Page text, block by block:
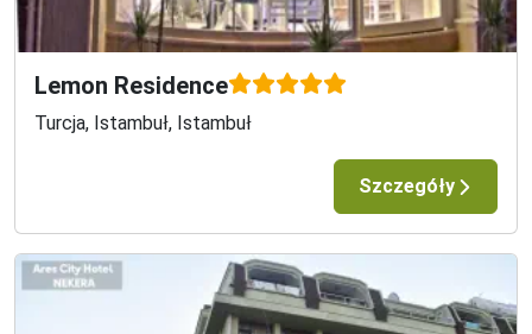
Lemon Residence
Turcja, Istambuł, Istambuł
Szczegóły